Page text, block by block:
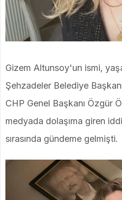
Gizem Altunsoy'un ismi,
Şehzadeler Belediye
CHP Genel Başkanı Özgür
medyada dolaşıma giren
sırasında gündeme gelmişti.